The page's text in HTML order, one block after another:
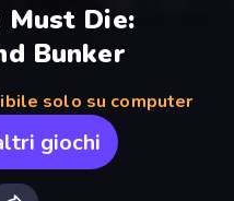
Must Die:
Bunker
solo su computer
giochi